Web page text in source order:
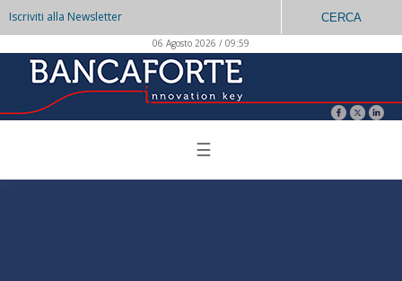
Iscriviti alla Newsletter CERCA
06 Agosto 2026 / 09:59
☰